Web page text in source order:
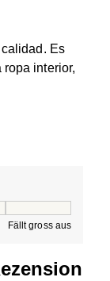
Es
ropa interior,
Fällt gross aus